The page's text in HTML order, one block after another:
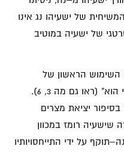
של ישעיהו נג אינו
של ישעיה במוטיב
מג 10), נעשה השימוש הראשון של
ישעיהו בביטוי "למען תדעו… כי אני הוא" (ראו גם מה 3, 6).
יציאת מצרים
29, יא 7). העובדה שישעיה רומז במכוון
על ידי התייחסויותיו